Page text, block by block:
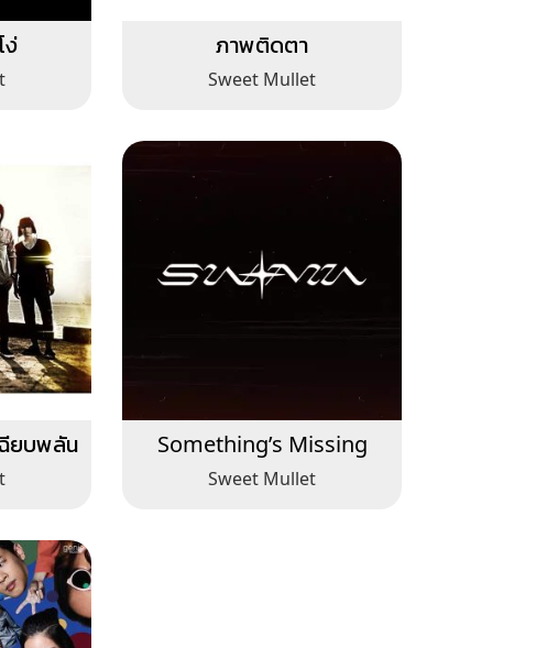
ง่ ภาพติดตา
Sweet Mullet
ฉียบพลัน Something’s Missing
Sweet Mullet